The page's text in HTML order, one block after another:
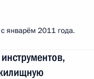
январём 2011 года.